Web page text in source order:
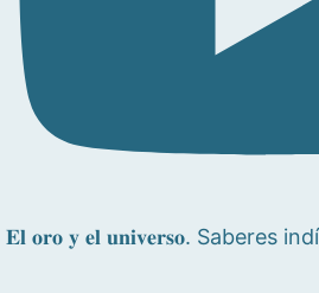
𝐄𝐥 𝐨𝐫𝐨 𝐲 𝐞𝐥 𝐮𝐧𝐢𝐯𝐞𝐫𝐬𝐨. Saberes